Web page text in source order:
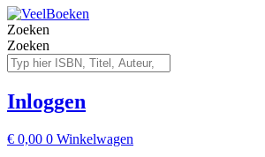
Zoeken
Zoeken
Inloggen
€ 0,00 0 Winkelwagen